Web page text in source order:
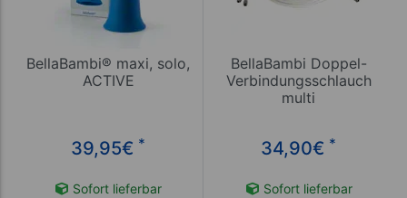
BellaBambi® maxi, solo,
ACTIVE
39,95€ *
Sofort lieferbar
BellaBambi Doppel-
Verbindungsschlauch
multi
34,90€ *
Sofort lieferbar